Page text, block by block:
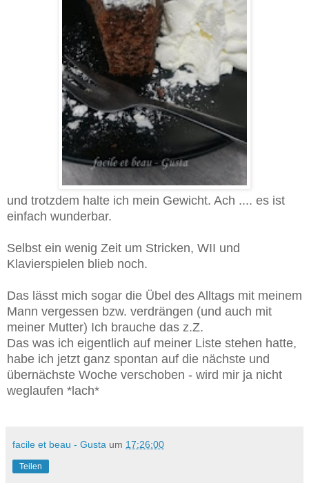
und trotzdem halte ich mein Gewicht. Ach .... es ist
einfach wunderbar.
Selbst ein wenig Zeit um Stricken, WII und
Klavierspielen blieb noch.
Das lässt mich sogar die Übel des Alltags mit meinem
Mann vergessen bzw. verdrängen (und auch mit
meiner Mutter) Ich brauche das z.Z.
Das was ich eigentlich auf meiner Liste stehen hatte,
habe ich jetzt ganz spontan auf die nächste und
übernächste Woche verschoben - wird mir ja nicht
weglaufen *lach*
facile et beau - Gusta um 17:26:00
Teilen